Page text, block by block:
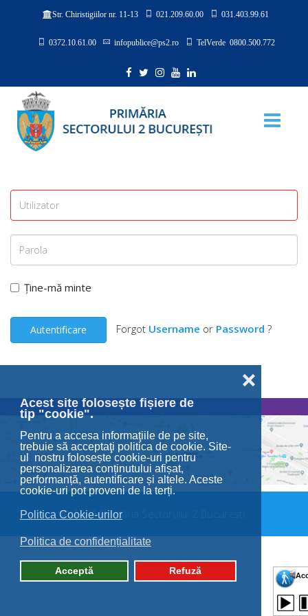
Acest site folosește fișiere de
tip "cookie".
Pentru a accesa informaţiile de pe site,
trebuie să acceptaţi politica de cookie. Site-
ul nostru folosește cookie-uri pentru
personalizarea conținutului afișat,
performanță, autentificare și altele. Aceste
cookie-uri pot proveni de la terți.
Politica Cookie-urilor
Politica de confidențialitate
Acceptă Refuză
❌
Str. Chiristigiilor nr. 11-13 021.209.60.00 031.403.99.61
0372.10.61.00 infopublice@ps2.ro TelVerde 0800.500.772
Ține-mă minte
Autentificare Forgot Username or Password ?
© 2026 Primăria Sectorului 2 București.